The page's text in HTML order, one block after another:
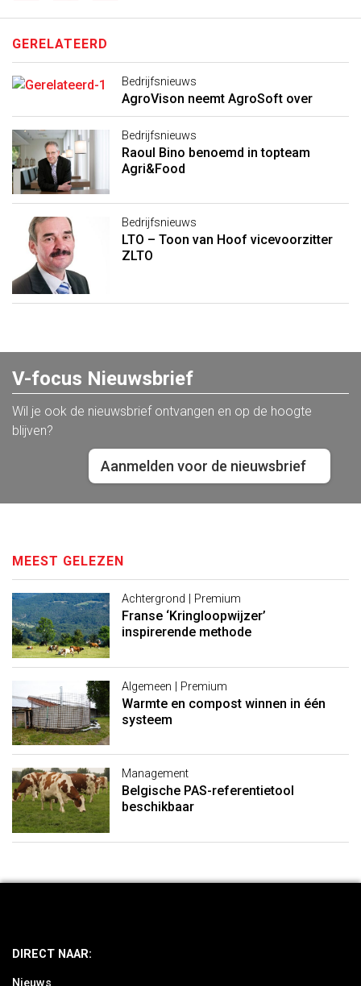
GERELATEERD
Bedrijfsnieuws
AgroVison neemt AgroSoft over
Bedrijfsnieuws
Raoul Bino benoemd in topteam
Agri&Food
Bedrijfsnieuws
LTO – Toon van Hoof vicevoorzitter
ZLTO
V-focus Nieuwsbrief
Wil je ook de nieuwsbrief ontvangen en op de hoogte
blijven?
Aanmelden voor de nieuwsbrief
MEEST GELEZEN
Achtergrond | Premium
Franse ‘Kringloopwijzer’
inspirerende methode
Algemeen | Premium
Warmte en compost winnen in één
systeem
Management
Belgische PAS-referentietool
beschikbaar
DIRECT NAAR:
Nieuws